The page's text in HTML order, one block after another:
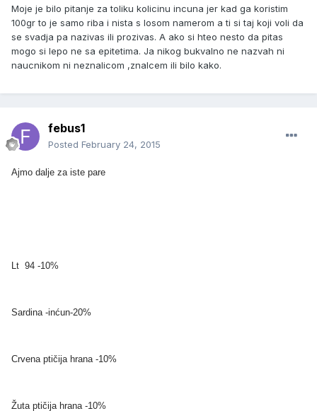
Moje je bilo pitanje za toliku kolicinu incuna jer kad ga koristim
100gr to je samo riba i nista s losom namerom a ti si taj koji voli da
se svadja pa nazivas ili prozivas. A ako si hteo nesto da pitas
mogo si lepo ne sa epitetima. Ja nikog bukvalno ne nazvah ni
naucnikom ni neznalicom ,znalcem ili bilo kako.
febus1
Posted February 24, 2015
Ajmo dalje za iste pare
Lt 94 -10%
Sardina -inćun-20%
Crvena ptičija hrana -10%
Žuta ptičija hrana -10%